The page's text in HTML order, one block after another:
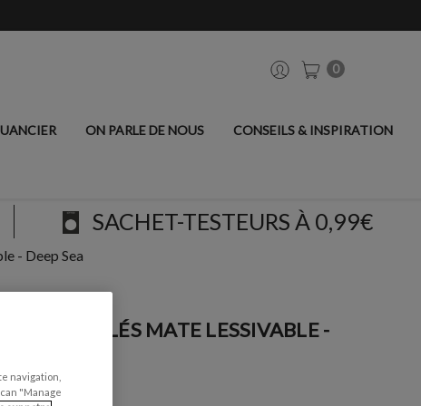
0
ON PARLE DE NOUS CONSEILS & INSPIRATION
SACHET-TESTEURS À 0,99€
- Deep Sea
CARRELÉS MATE LESSIVABLE -
navigation,
"Manage